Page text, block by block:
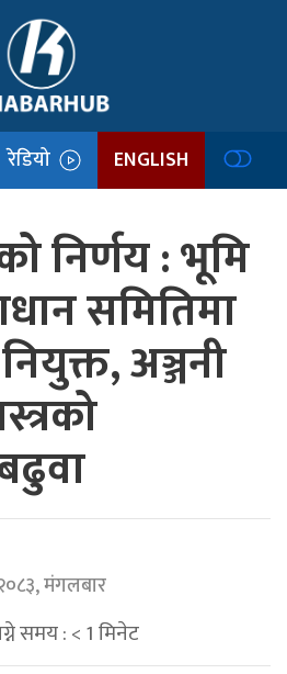
रेडियो ENGLISH
निर्णय : भूमि
समितिमा
अञ्जनी
मंगलबार
समय :< 1मिनेट